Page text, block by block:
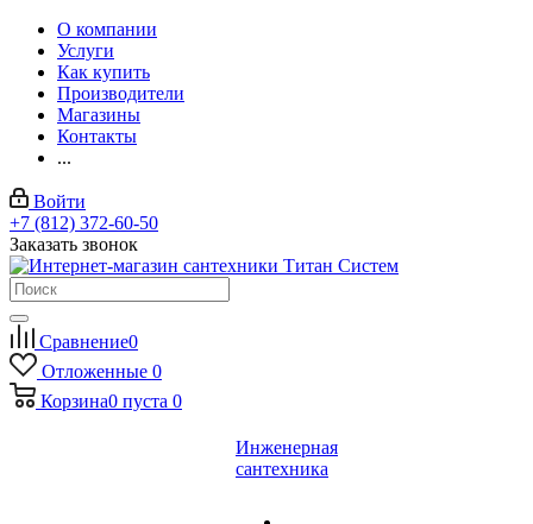
О компании
Услуги
Как купить
Производители
Магазины
Контакты
...
Войти
+7 (812) 372-60-50
Заказать звонок
Сравнение0
Отложенные 0
Корзина0 пуста 0
Инженерная
сантехника